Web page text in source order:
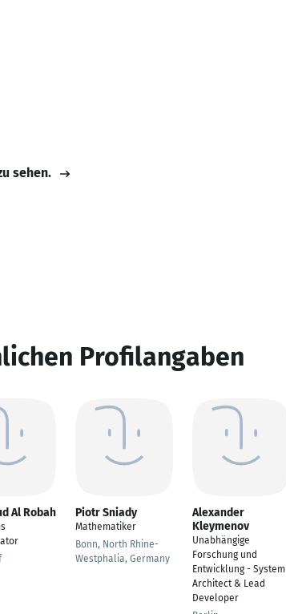
sehen.
Profilangaben
Al Robah Piotr Sniady
Mathematiker
Bonn, North Rhine-
Westphalia, Germany
Alexander
Kleymenov
Unabhängige
Forschung und
Entwicklung - System
Architect & Lead
Developer